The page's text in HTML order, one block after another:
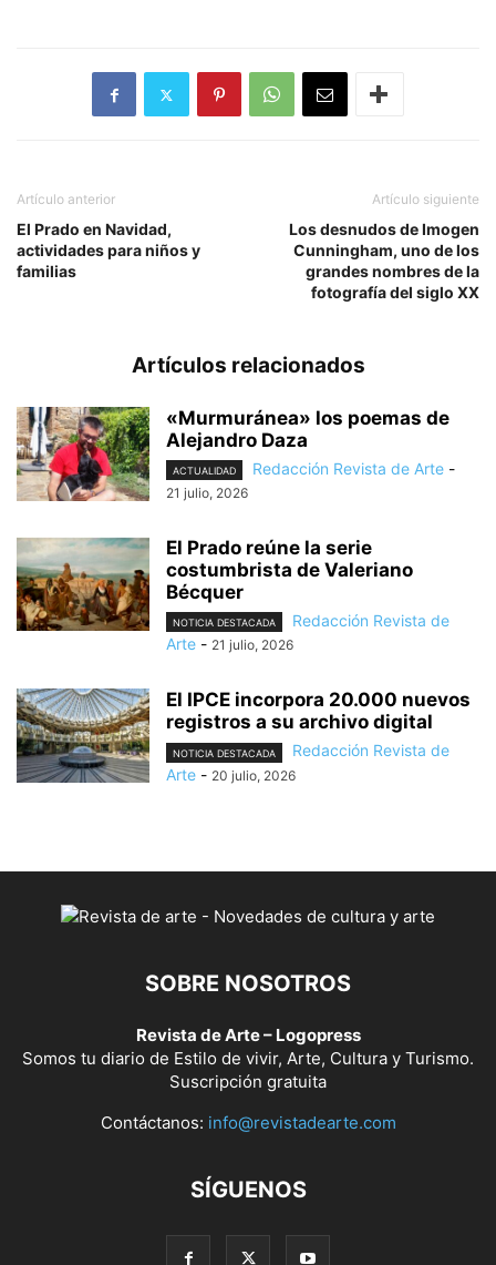
Artículo anterior
El Prado en Navidad,
actividades para niños y
familias
Artículo siguiente
Los desnudos de Imogen
Cunningham, uno de los
grandes nombres de la
fotografía del siglo XX
Artículos relacionados
«Murmuránea» los poemas de
Alejandro Daza
ACTUALIDAD Redacción Revista de Arte -
21 julio, 2026
El Prado reúne la serie
costumbrista de Valeriano
Bécquer
NOTICIA DESTACADA
Redacción Revista de
Arte - 21 julio, 2026
El IPCE incorpora 20.000 nuevos
registros a su archivo digital
NOTICIA DESTACADA
Redacción Revista de
Arte - 20 julio, 2026
SOBRE NOSOTROS
Revista de Arte – Logopress
Somos tu diario de Estilo de vivir, Arte, Cultura y Turismo.
Suscripción gratuita
Contáctanos: info@revistadearte.com
SÍGUENOS